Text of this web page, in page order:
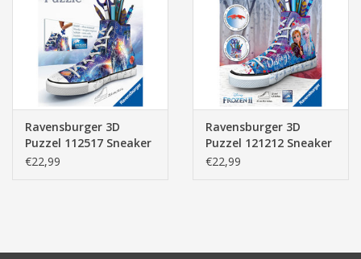
Elektra
Baby & Peuter
Speelgoed & hobby
Cadeau & feest
Ravensburger 3D
Puzzel 112517 Sneaker
Astronauts / Galaxy
€22,99
Ravensburger 3D
Puzzel 121212 Sneaker
Disney Frozen (108
€22,99